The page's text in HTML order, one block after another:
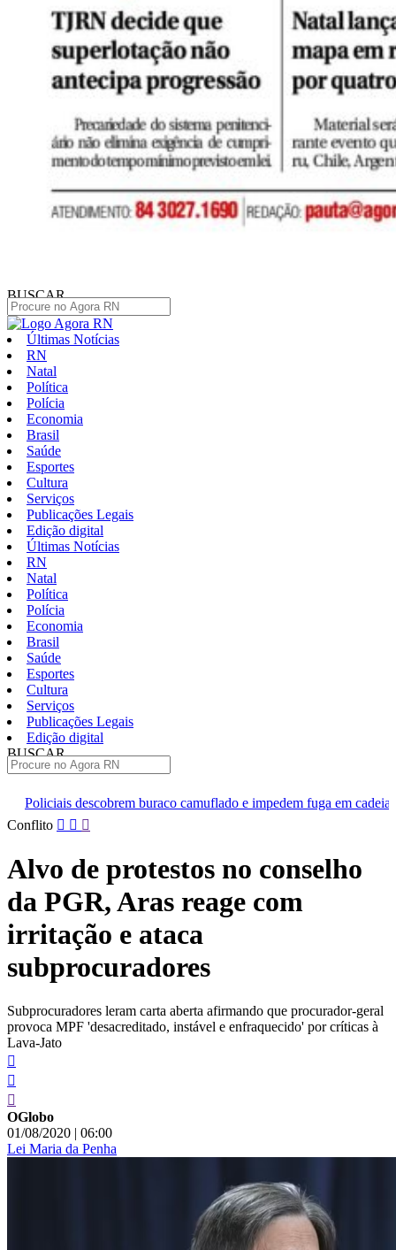
BUSCAR
Últimas Notícias
RN
Natal
Política
Polícia
Economia
Brasil
Saúde
Esportes
Cultura
Serviços
Publicações Legais
Edição digital
Últimas Notícias
RN
Natal
Política
Polícia
Economia
Brasil
Saúde
Esportes
Cultura
Serviços
Publicações Legais
Edição digital
BUSCAR
buraco camuflado e impedem fuga em cadeia de Ceará-Mirim
Pular
conteúdo
Conflito
Alvo de protestos no conselho
da PGR, Aras reage com
irritação e ataca
subprocuradores
Subprocuradores leram carta aberta afirmando que procurador-geral
provoca MPF 'desacreditado, instável e enfraquecido' por críticas à
Lava-Jato
OGlobo
01/08/2020 | 06:00
Lei Maria da Penha